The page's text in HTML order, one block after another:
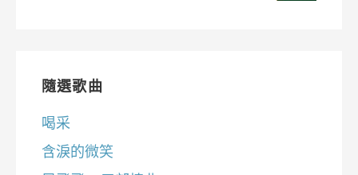
隨選歌曲
喝采
含淚的微笑